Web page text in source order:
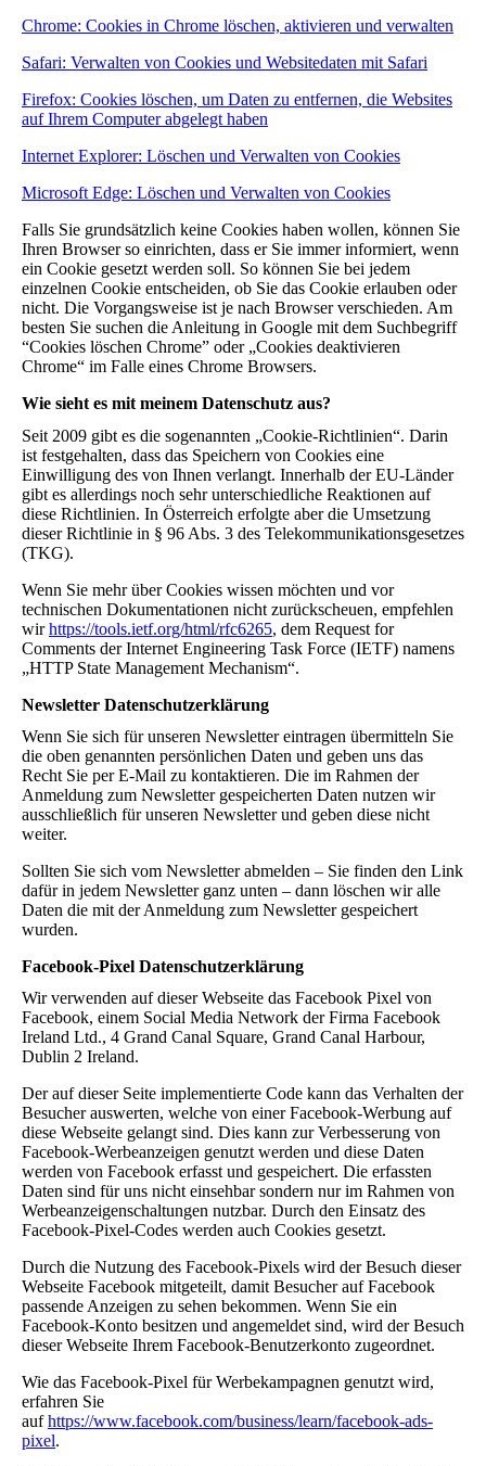
Chrome: Cookies in Chrome löschen, aktivieren und verwalten
Safari: Verwalten von Cookies und Websitedaten mit Safari
Firefox: Cookies löschen, um Daten zu entfernen, die Websites
auf Ihrem Computer abgelegt haben
Internet Explorer: Löschen und Verwalten von Cookies
Microsoft Edge: Löschen und Verwalten von Cookies
Falls Sie grundsätzlich keine Cookies haben wollen, können Sie
Ihren Browser so einrichten, dass er Sie immer informiert, wenn
ein Cookie gesetzt werden soll. So können Sie bei jedem
einzelnen Cookie entscheiden, ob Sie das Cookie erlauben oder
nicht. Die Vorgangsweise ist je nach Browser verschieden. Am
besten Sie suchen die Anleitung in Google mit dem Suchbegriff
“Cookies löschen Chrome” oder „Cookies deaktivieren
Chrome“ im Falle eines Chrome Browsers.
Wie sieht es mit meinem Datenschutz aus?
Seit 2009 gibt es die sogenannten „Cookie-Richtlinien“. Darin
ist festgehalten, dass das Speichern von Cookies eine
Einwilligung des von Ihnen verlangt. Innerhalb der EU-Länder
gibt es allerdings noch sehr unterschiedliche Reaktionen auf
diese Richtlinien. In Österreich erfolgte aber die Umsetzung
dieser Richtlinie in § 96 Abs. 3 des Telekommunikationsgesetzes
(TKG).
Wenn Sie mehr über Cookies wissen möchten und vor
technischen Dokumentationen nicht zurückscheuen, empfehlen
wirhttps://tools.ietf.org/html/rfc6265, dem Request for
Comments der Internet Engineering Task Force (IETF) namens
„HTTP State Management Mechanism“.
Newsletter Datenschutzerklärung
Wenn Sie sich für unseren Newsletter eintragen übermitteln Sie
die oben genannten persönlichen Daten und geben uns das
Recht Sie per E-Mail zu kontaktieren. Die im Rahmen der
Anmeldung zum Newsletter gespeicherten Daten nutzen wir
ausschließlich für unseren Newsletter und geben diese nicht
weiter.
Sollten Sie sich vom Newsletter abmelden – Sie finden den Link
dafür in jedem Newsletter ganz unten – dann löschen wir alle
Daten die mit der Anmeldung zum Newsletter gespeichert
wurden.
Facebook-Pixel Datenschutzerklärung
Wir verwenden auf dieser Webseite das Facebook Pixel von
Facebook, einem Social Media Network der Firma Facebook
Ireland Ltd., 4 Grand Canal Square, Grand Canal Harbour,
Dublin 2 Ireland.
Der auf dieser Seite implementierte Code kann das Verhalten der
Besucher auswerten, welche von einer Facebook-Werbung auf
diese Webseite gelangt sind. Dies kann zur Verbesserung von
Facebook-Werbeanzeigen genutzt werden und diese Daten
werden von Facebook erfasst und gespeichert. Die erfassten
Daten sind für uns nicht einsehbar sondern nur im Rahmen von
Werbeanzeigenschaltungen nutzbar. Durch den Einsatz des
Facebook-Pixel-Codes werden auch Cookies gesetzt.
Durch die Nutzung des Facebook-Pixels wird der Besuch dieser
Webseite Facebook mitgeteilt, damit Besucher auf Facebook
passende Anzeigen zu sehen bekommen. Wenn Sie ein
Facebook-Konto besitzen und angemeldet sind, wird der Besuch
dieser Webseite Ihrem Facebook-Benutzerkonto zugeordnet.
Wie das Facebook-Pixel für Werbekampagnen genutzt wird,
erfahren Sie
aufhttps://www.facebook.com/business/learn/facebook-ads-
pixel.